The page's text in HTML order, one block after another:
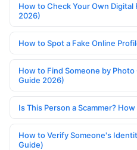
How to Check Your Own
2026)
How to Spot a Fake Online
How to Find Someone by
Guide 2026)
Is This Person a Scammer?
How to Verify Someone's
Guide)